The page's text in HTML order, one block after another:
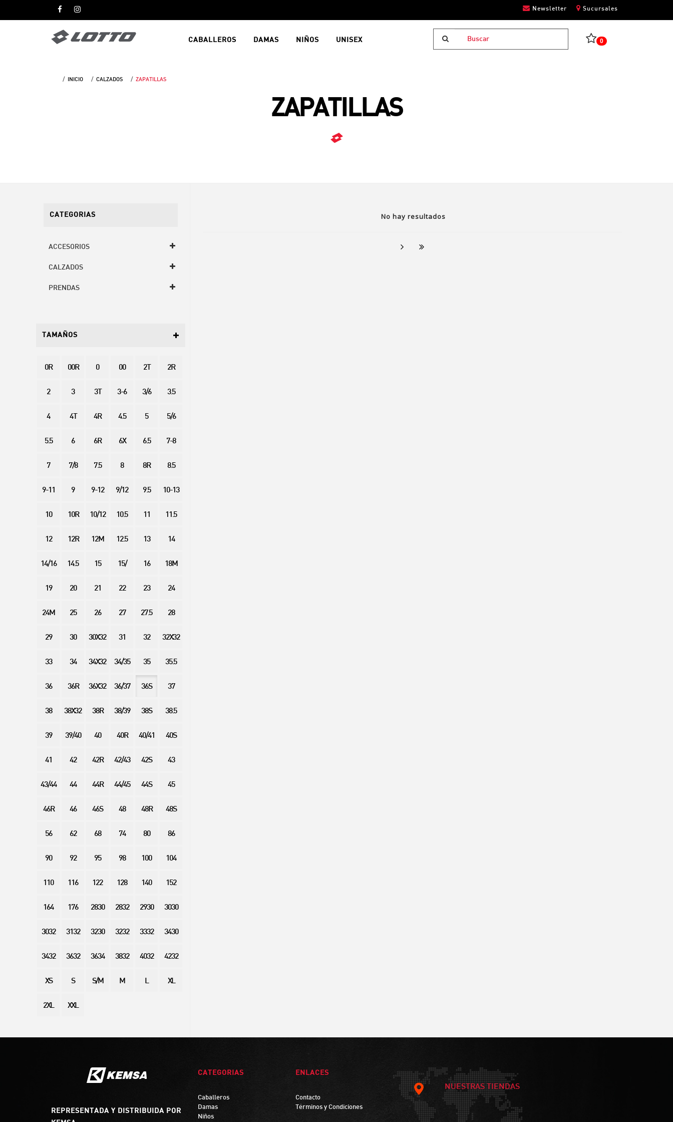
Newsletter Sucursales
0
CABALLEROS DAMAS NIÑOS UNISEX
INICIO CALZADOS ZAPATILLAS
ZAPATILLAS
No hay resultados
CATEGORIAS
ACCESORIOS
CALZADOS
PRENDAS
TAMAÑOS
0R 00R 0 00 2T 2R
2 3 3T 3-6 3/6 3.5
4 4T 4R 4.5 5 5/6
5.5 6 6R 6X 6.5 7-8
7 7/8 7.5 8 8R 8.5
9-11 9 9-12 9/12 9.5 10-13
10 10R 10/12 10.5 11 11.5
12 12R 12M 12.5 13 14
14/16 14.5 15 15/ 16 18M
19 20 21 22 23 24
24M 25 26 27 27.5 28
29 30 30X32 31 32 32X32
33 34 34X32 34/35 35 35.5
36 36R 36X32 36/37 36S 37
38 38X32 38R 38/39 38S 38.5
39 39/40 40 40R 40/41 40S
41 42 42R 42/43 42S 43
43/44 44 44R 44/45 44S 45
46R 46 46S 48 48R 48S
56 62 68 74 80 86
90 92 95 98 100 104
110 116 122 128 140 152
164 176 2830 2832 2930 3030
3032 3132 3230 3232 3332 3430
3432 3632 3634 3832 4032 4232
XS S S/M M L XL
2XL XXL
REPRESENTADA Y DISTRIBUIDA POR
CATEGORIAS
Caballeros
Damas
Niños
ENLACES
Contacto
Términos y Condiciones
NUESTRAS TIENDAS